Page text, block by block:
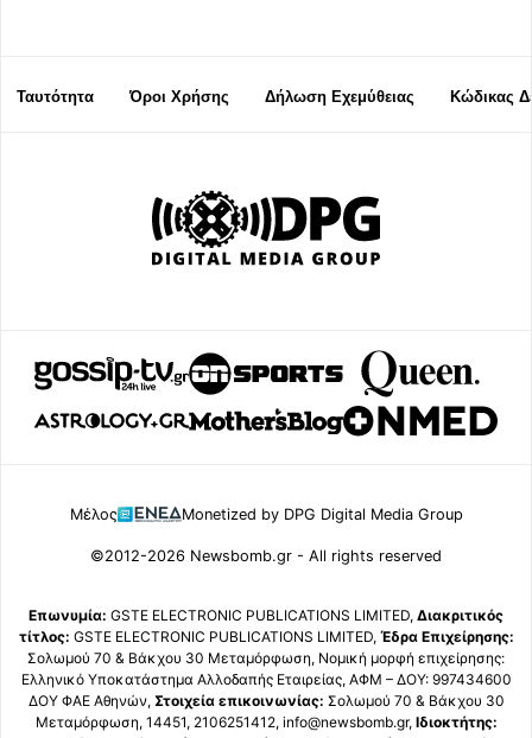
Ταυτότητα Όροι Χρήσης Δήλωση Εχεμύθειας Κώδικας
Μέλος Monetized by DPG Digital Media Group
©2012-2026 Newsbomb.gr - All rights reserved
Επωνυμία: GSTE ELECTRONIC PUBLICATIONS LIMITED, Διακριτικός
τίτλος: GSTE ELECTRONIC PUBLICATIONS LIMITED, Έδρα Επιχείρησης:
Σολωμού 70 & Βάκχου 30 Μεταμόρφωση, Νομική μορφή επιχείρησης:
Ελληνικό Υποκατάστημα Αλλοδαπής Εταιρείας, ΑΦΜ – ΔΟΥ: 997434600
ΔΟΥ ΦΑΕ Αθηνών, Στοιχεία επικοινωνίας: Σολωμού 70 & Βάκχου 30
Μεταμόρφωση, 14451, 2106251412, info@newsbomb.gr, Ιδιοκτήτης: